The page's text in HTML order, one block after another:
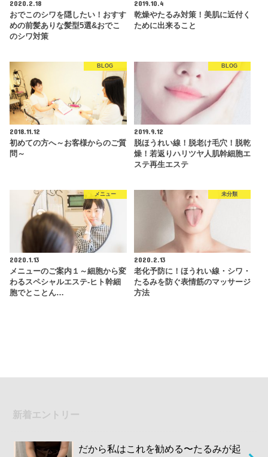
2020.2.18
おでこのシワを隠したい！おすす
めの前髪ありな髪型5選&おでこ
のシワ対策
2019.10.4
乾燥やたるみ対策！美肌に近付く
ために出来ること
BLOG
2018.11.12
初めての方へ～お客様からのご質
問～
BLOG
2019.9.12
脱ほうれい線！脱老け毛穴！脱乾
燥！若返りハリツヤ人肌幹細胞エ
ステ再生エステ
メニュー
2020.1.13
メニューのご案内１～細胞から変
わるスペシャルエステ‐ヒト幹細
胞でとことん…
未分類
2020.2.13
老化予防に！ほうれい線・シワ・
たるみを防ぐ表情筋のマッサージ
方法
新着エントリー
だから私はこれを勧める〜たるみが起